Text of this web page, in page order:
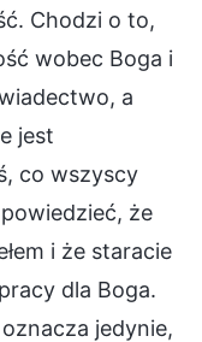
Chodzi o to,
wobec Boga i
a
jest
co wszyscy
że
i że staracie
dla Boga.
jedynie,